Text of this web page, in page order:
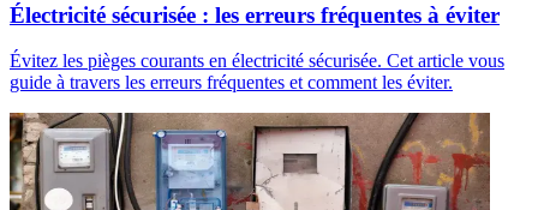
Électricité sécurisée : les erreurs fréquentes à éviter
Évitez les pièges courants en électricité sécurisée. Cet article vous
guide à travers les erreurs fréquentes et comment les éviter.